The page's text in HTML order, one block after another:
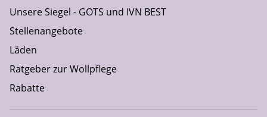
Unsere Siegel - GOTS und IVN BEST
Stellenangebote
Läden
Ratgeber zur Wollpflege
Rabatte